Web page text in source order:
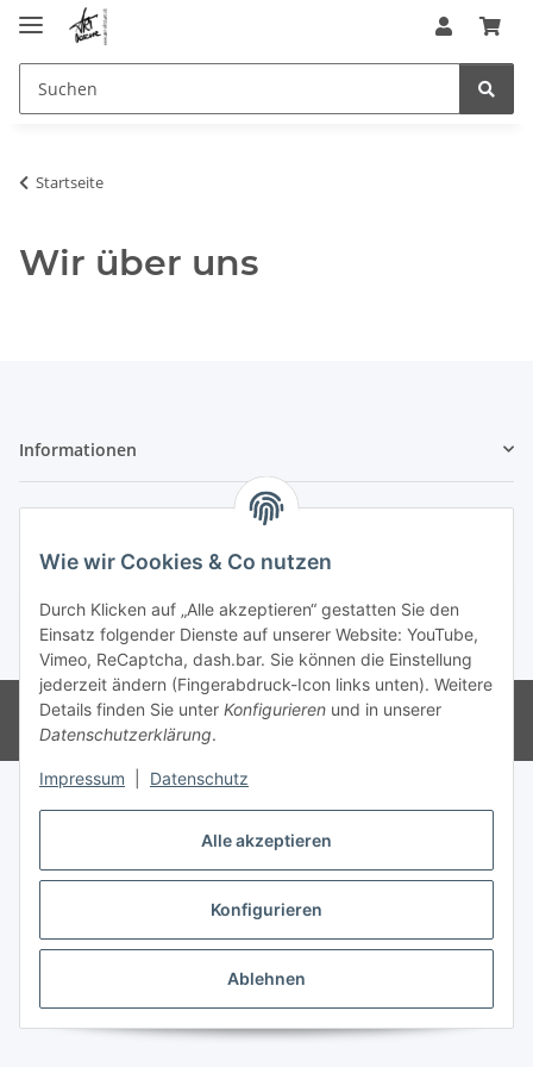
Alle akzeptieren
Konfigurieren
Ablehnen
Wie wir Cookies & Co nutzen
Durch Klicken auf „Alle akzeptieren“ gestatten Sie den
Einsatz folgender Dienste auf unserer Website: YouTube,
Vimeo, ReCaptcha, dash.bar. Sie können die Einstellung
jederzeit ändern (Fingerabdruck-Icon links unten). Weitere
Details finden Sie unter Konfigurieren und in unserer
Datenschutzerklärung.
Impressum Datenschutz
Startseite
Wir über uns
Informationen
Gesetzliche Informationen
Vertrag widerrufen
* Alle Preise inkl. gesetzlicher USt., zzgl. Versand
© 2022 ART-Obscure
Powered by